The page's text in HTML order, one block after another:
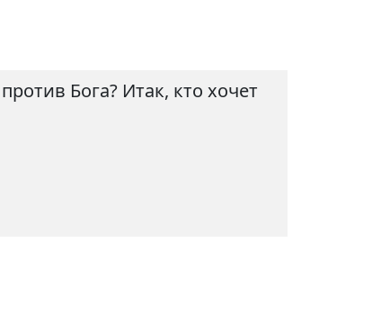
Бога? Итак, кто хочет